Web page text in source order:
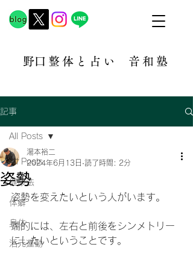
​野口整体と占い 音和塾​
記事
All Posts
健康法
体癖
身体
活元運動
All Posts
姿勢
湯本裕二
2024年6月13日 読了時間: 2分
姿勢を変えたいという人がいます。
端的には、左右と前後をシンメトリー
にしたいということです。